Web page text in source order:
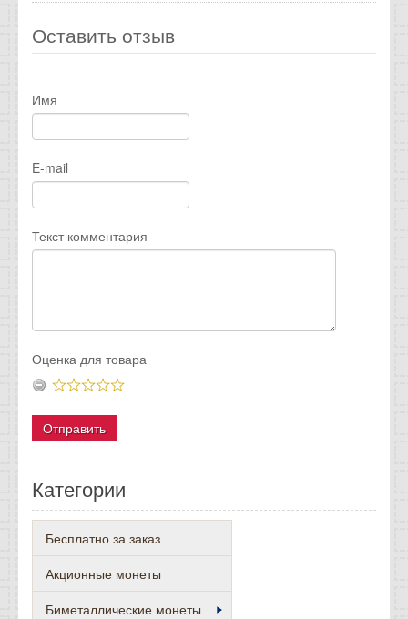
Оставить отзыв
Имя
E-mail
Текст комментария
Оценка для товара
Категории
Бесплатно за заказ
Акционные монеты
Биметаллические монеты